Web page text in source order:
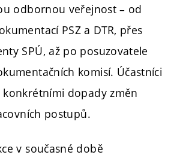
odbornou veřejnost – od
PSZ a DTR, přes
SPÚ, až po posuzovatele
komisí. Účastníci
dopady změn
postupů.
v současné době